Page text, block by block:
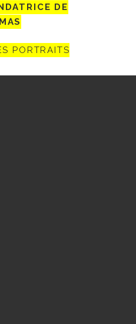
DE
PORTRAITS